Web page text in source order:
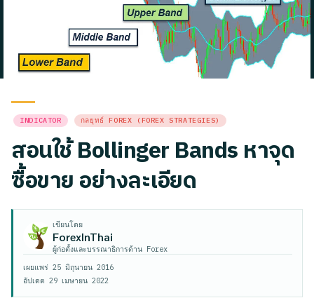
Posted
INDICATOR กลยุทธ์ FOREX (FOREX STRATEGIES)
สอนใช้ Bollinger Bands หาจุด
ซื้อขาย อย่างละเอียด
เขียนโดย
ForexInThai
ผู้ก่อตั้งและบรรณาธิการด้าน Forex
เผยแพร่ 25 มิถุนายน 2016
อัปเดต 29 เมษายน 2022